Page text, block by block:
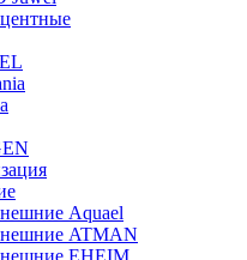
Aquael
ATMAN
EHEIM